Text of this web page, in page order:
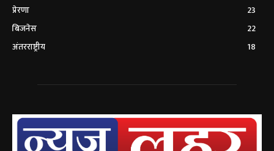
प्रेरणा
23
बिजनेस
22
अंतरराष्ट्रीय
18